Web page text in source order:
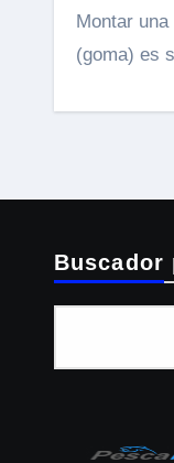
Montar una linea con un paseante y un raglou
(goma) es
Buscador